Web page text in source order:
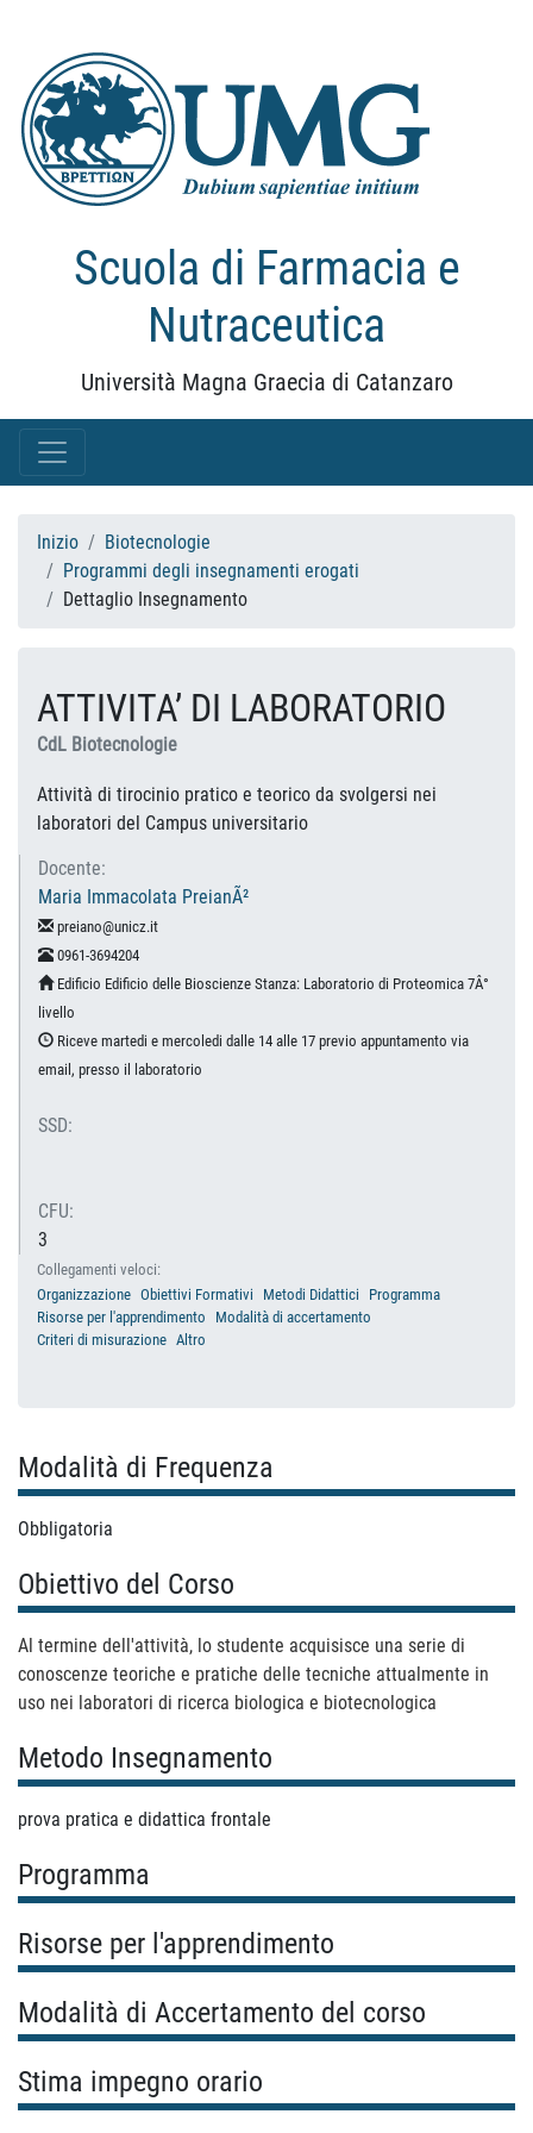
Scuola di Farmacia e
Nutraceutica
Università Magna Graecia di Catanzaro
Inizio
Biotecnologie
Programmi degli insegnamenti erogati
Dettaglio Insegnamento
ATTIVITA’ DI LABORATORIO
CdL Biotecnologie
Attività di tirocinio pratico e teorico da svolgersi nei
laboratori del Campus universitario
Docente:
Maria Immacolata PreianÃ²
preiano@unicz.it
0961-3694204
Edificio Edificio delle Bioscienze Stanza: Laboratorio di Proteomica 7Â°
livello
Riceve martedi e mercoledi dalle 14 alle 17 previo appuntamento via
email, presso il laboratorio
SSD:
CFU:
3
Collegamenti veloci:
Organizzazione Obiettivi Formativi Metodi Didattici
Programma
Risorse per l'apprendimento
Modalità di accertamento
Criteri di misurazione Altro
Modalità di Frequenza
Obbligatoria
Obiettivo del Corso
Al termine dell'attività, lo studente acquisisce una serie di
conoscenze teoriche e pratiche delle tecniche attualmente in
uso nei laboratori di ricerca biologica e biotecnologica
Metodo Insegnamento
prova pratica e didattica frontale
Programma
Risorse per l'apprendimento
Modalità di Accertamento del corso
Stima impegno orario